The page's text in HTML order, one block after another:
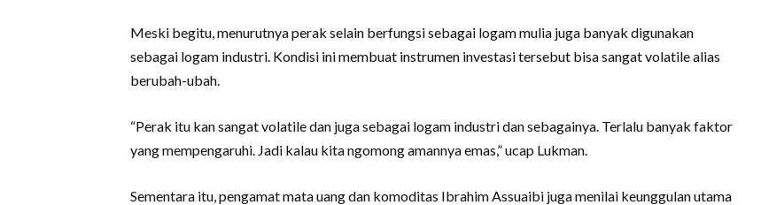
Meski begitu, menurutnya perak selain berfungsi sebagai logam mulia juga banyak digunakan
sebagai logam industri. Kondisi ini membuat instrumen investasi tersebut bisa sangat volatile alias
berubah-ubah.
“Perak itu kan sangat volatile dan juga sebagai logam industri dan sebagainya. Terlalu banyak faktor
yang mempengaruhi. Jadi kalau kita ngomong amannya emas,” ucap Lukman.
Sementara itu, pengamat mata uang dan komoditas Ibrahim Assuaibi juga menilai keunggulan utama